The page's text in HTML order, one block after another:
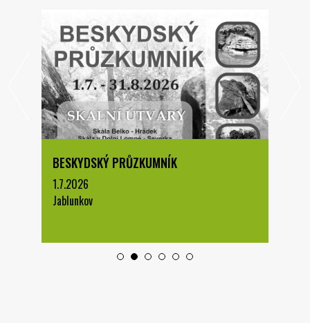
BESKYDSKÝ PRŮZKUMNÍK
1.7.2026
Jablunkov